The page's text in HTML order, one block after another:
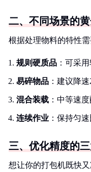
二、不同场景的
根据处理物料的特性需
规则硬质品 ：可采
易碎物品 ：建议降
混合装载 ：中等速
连续作业 ：保持匀
三、优化精度的
想让你的打包机既快